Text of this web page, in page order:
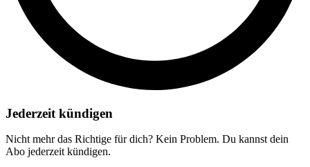
Jederzeit kündigen
Nicht mehr das Richtige für dich? Kein Problem. Du kannst dein
Abo jederzeit kündigen.